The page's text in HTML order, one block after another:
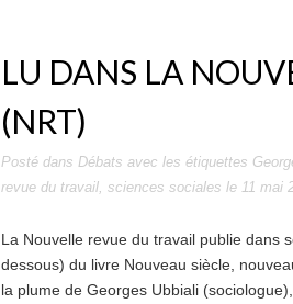
LU DANS LA
(NRT)
Posté dans Débats avec les étiquettes
revue du travail, sciences sociales le 11 mai
La Nouvelle revue du travail publie dans
dessous) du livre Nouveau siècle,
la plume de Georges Ubbiali